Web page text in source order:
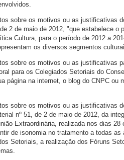
sobre os motivos ou as justificativas
2 de maio de 2012, "que estabelece
Cultura, para o período de 2012 a
os diversos segmentos
sobre os motivos ou as justificativas
para os Colegiados Setoriais do
página na internet, o blog do CNPC ou
sobre os motivos ou as justificativas
nº 51, de 2 de maio de 2012, da
Extraordinária, realizada nos dias
de isonomia no tratamento a todas
Setoriais, a realização dos Fóruns